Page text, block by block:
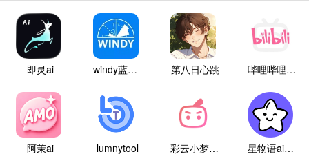
即灵ai windy蓝色气象 第八日心跳 哔哩哔哩白色版
阿茉ai lumnytool 彩云小梦国际版 星物语ai聊天